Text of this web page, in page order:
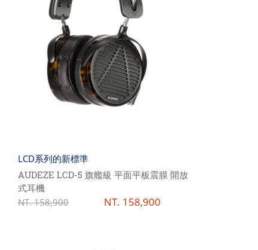
LCD系列的新標準
AUDEZE LCD-5 旗艦級 平面平板震膜 開放
式耳機
NT.158,900 NT. 158,900